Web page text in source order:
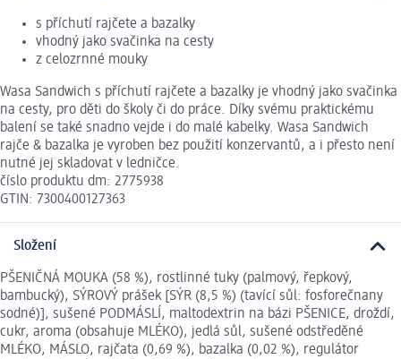
s příchutí rajčete a bazalky
vhodný jako svačinka na cesty
z celozrnné mouky
Wasa Sandwich s příchutí rajčete a bazalky je vhodný jako svačinka
na cesty, pro děti do školy či do práce. Díky svému praktickému
balení se také snadno vejde i do malé kabelky. Wasa Sandwich
rajče & bazalka je vyroben bez použití konzervantů, a i přesto není
nutné jej skladovat v ledničce.
číslo produktu dm: 2775938
GTIN: 7300400127363
Složení
PŠENIČNÁ MOUKA (58 %), rostlinné tuky (palmový, řepkový,
bambucký), SÝROVÝ prášek [SÝR (8,5 %) (tavící sůl: fosforečnany
sodné)], sušené PODMÁSLÍ, maltodextrin na bázi PŠENICE, droždí,
cukr, aroma (obsahuje MLÉKO), jedlá sůl, sušené odstředěné
MLÉKO, MÁSLO, rajčata (0,69 %), bazalka (0,02 %), regulátor